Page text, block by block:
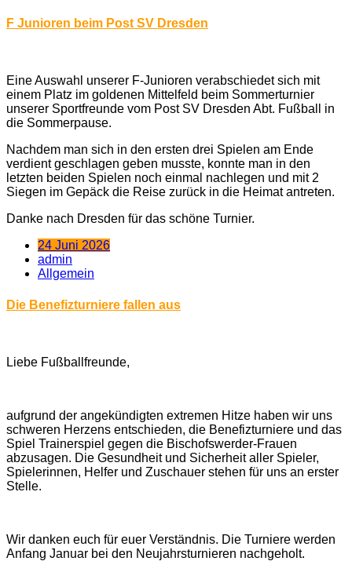
F Junioren beim Post SV Dresden
Eine Auswahl unserer F-Junioren verabschiedet sich mit
einem Platz im goldenen Mittelfeld beim Sommerturnier
unserer Sportfreunde vom Post SV Dresden Abt. Fußball in
die Sommerpause.
Nachdem man sich in den ersten drei Spielen am Ende
verdient geschlagen geben musste, konnte man in den
letzten beiden Spielen noch einmal nachlegen und mit 2
Siegen im Gepäck die Reise zurück in die Heimat antreten.
Danke nach Dresden für das schöne Turnier.
24 Juni 2026
admin
Allgemein
Die Benefizturniere fallen aus
Liebe Fußballfreunde,
aufgrund der angekündigten extremen Hitze haben wir uns
schweren Herzens entschieden, die Benefizturniere und das
Spiel Trainerspiel gegen die Bischofswerder-Frauen
abzusagen. Die Gesundheit und Sicherheit aller Spieler,
Spielerinnen, Helfer und Zuschauer stehen für uns an erster
Stelle.
Wir danken euch für euer Verständnis. Die Turniere werden
Anfang Januar bei den Neujahrsturnieren nachgeholt.